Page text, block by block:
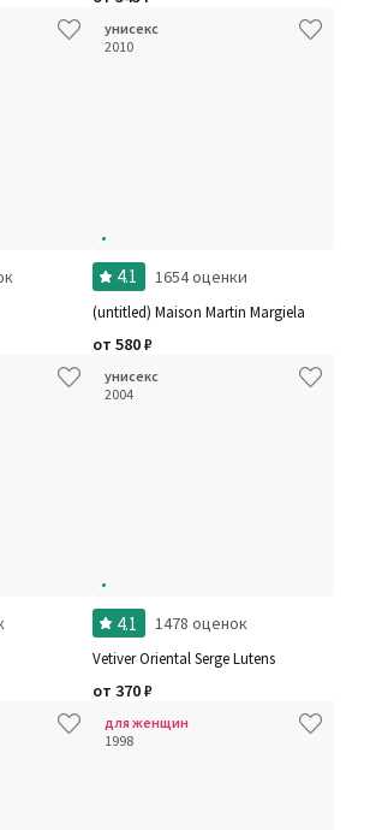
унисекс
2010
4.1 1654 оценки
(untitled) Maison Martin Margiela
от 580₽
унисекс
2004
4.1 1478 оценок
Vetiver Oriental Serge Lutens
от 370₽
для женщин
1998